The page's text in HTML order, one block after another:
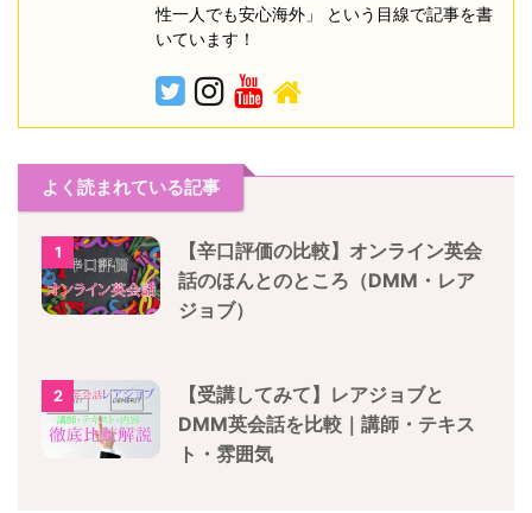
性一人でも安心海外」 という目線で記事を書
いています！
よく読まれている記事
1
【辛口評価の比較】オンライン英会
話のほんとのところ（DMM・レア
ジョブ）
2
【受講してみて】レアジョブと
DMM英会話を比較｜講師・テキス
ト・雰囲気